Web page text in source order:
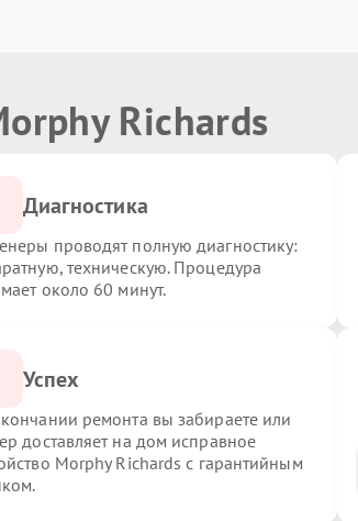
Richards
Диагностика
проводят полную диагностику:
техническую. Процедура
около 60 минут.
Успех
ремонта вы забираете или
доставляет на дом исправное
Morphy Richards с гарантийным